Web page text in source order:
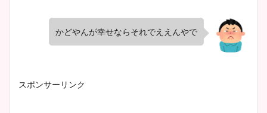
かどやんが幸せならそれでええんやで
スポンサーリンク